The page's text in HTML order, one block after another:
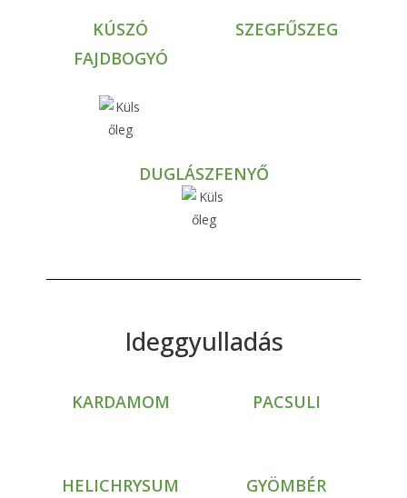
KÚSZÓ
FAJDBOGYÓ
SZEGFŰSZEG
DUGLÁSZFENYŐ
Ideggyulladás
KARDAMOM PACSULI
HELICHRYSUM GYÖMBÉR